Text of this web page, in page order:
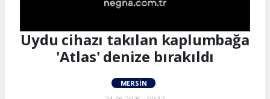
Uydu cihazı takılan kaplumbağa
'Atlas' denize bırakıldı
MERSIN